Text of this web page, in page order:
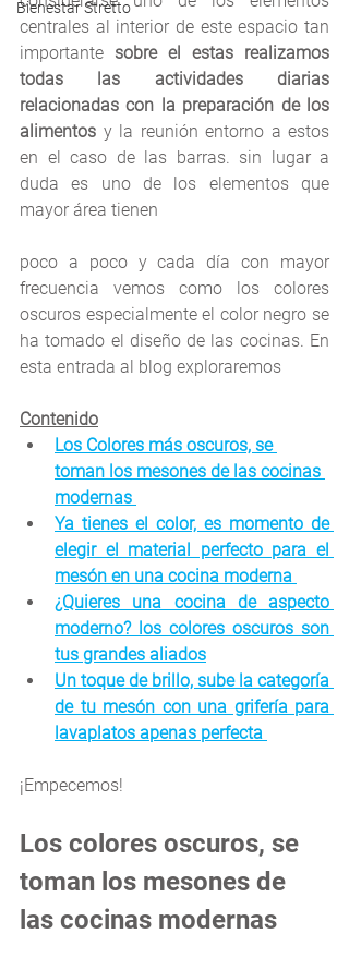
Bienestar Stretto
centrales al interior de este espacio tan
importante sobre el estas realizamos
todas las actividades diarias
relacionadas con la preparación de los
alimentos y la reunión entorno a estos
en el caso de las barras. sin lugar a
duda es uno de los elementos que
mayor área tienen
poco a poco y cada día con mayor
frecuencia vemos como los colores
oscuros especialmente el color negro se
ha tomado el diseño de las cocinas. En
esta entrada al blog exploraremos
Contenido
Los Colores más oscuros, se
toman los mesones de las cocinas
modernas
Ya tienes el color, es momento de
elegir el material perfecto para el
mesón en una cocina moderna
¿Quieres una cocina de aspecto
moderno? los colores oscuros son
tus grandes aliados
Un toque de brillo, sube la categoría
de tu mesón con una grifería para
lavaplatos apenas perfecta
¡Empecemos!
Los colores oscuros, se
toman los mesones de
las cocinas modernas